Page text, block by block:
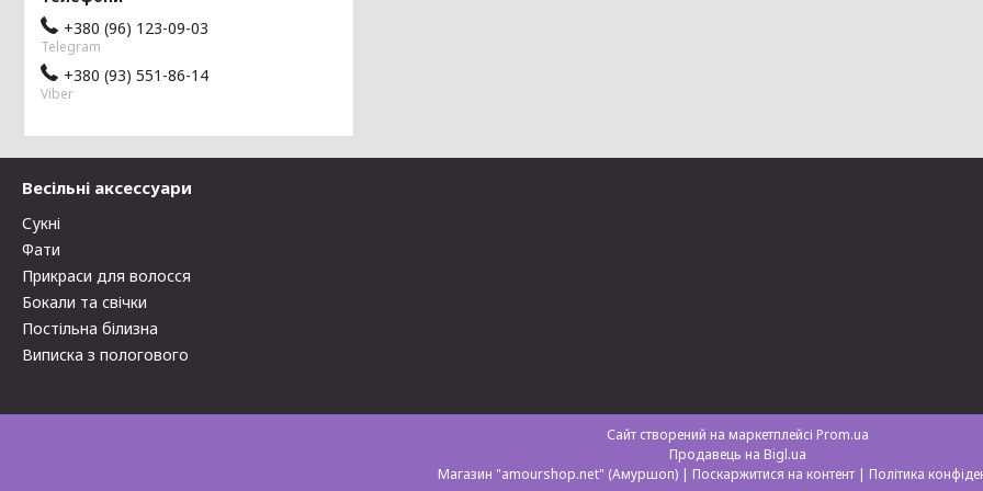
+380 (96) 123-09-03
Telegram
+380 (93) 551-86-14
Viber
Весільні аксессуари
Сукні
Фати
Прикраси для волосся
Бокали та свічки
Постільна білизна
Виписка з пологового
Сайт створений на маркетплейсі Prom.ua
Продавець на Bigl.ua
Магазин "amourshop.net" (Амуршоп) | Поскаржитися на контент | Політика